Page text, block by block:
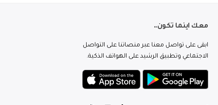
معك اينما تكون..
ابقى على تواصل معنا عبر منصاتنا على التواصل
الاجتماعي وتطبيق الرشيد على الهواتف الذكية.